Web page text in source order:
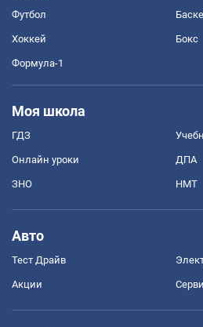
Футбол
Хоккей Бокс
Формула-1
Моя школа
ГДЗ
Онлайн уроки ДПА
ЗНО НМТ
Авто
Тест Драйв
Акции